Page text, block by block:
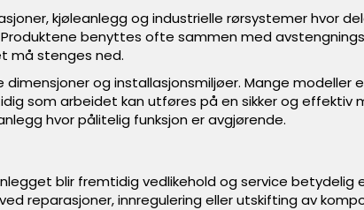
kjøleanlegg og industrielle rørsystemer hvor
benyttes ofte sammen med
må stenges ned.
og installasjonsmiljøer. Mange modeller
som arbeidet kan utføres på en sikker og effektiv
hvor pålitelig funksjon er avgjørende.
blir fremtidig vedlikehold og service betydelig
reparasjoner, innregulering eller utskifting av